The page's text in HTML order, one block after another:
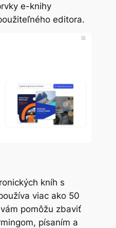
e-knihy
editora.
kníh s
viac ako 50
pomôžu zbaviť
písaním a